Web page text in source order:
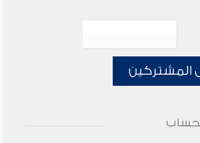
المشتركين
بحساب